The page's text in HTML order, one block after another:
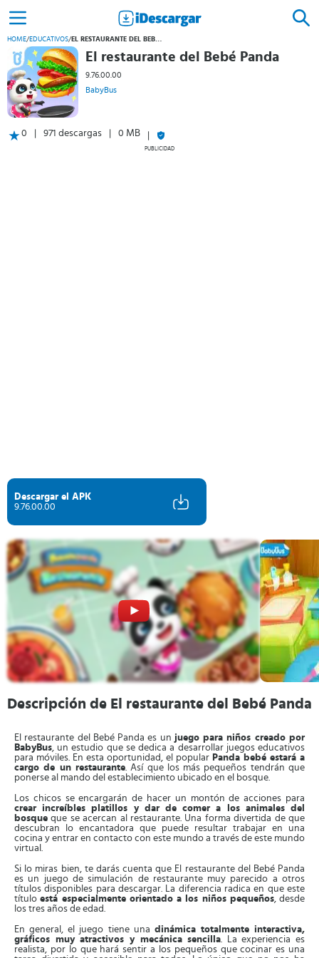
HOME/EDUCATIVOS/ EL RESTAURANTE DEL BEBÉ PANDA
El restaurante del Bebé Panda
9.76.00.00
BabyBus
0 971 descargas 0 MB
PUBLICIDAD
Descargar el APK
9.76.00.00
Descripción de El restaurante del Bebé Panda
El restaurante del Bebé Panda es un juego para niños creado por
BabyBus, un estudio que se dedica a desarrollar juegos educativos
para móviles. En esta oportunidad, el popular Panda bebé estará a
cargo de un restaurante. Así que los más pequeños tendrán que
ponerse al mando del establecimiento ubicado en el bosque.
Los chicos se encargarán de hacer un montón de acciones para
crear increíbles platillos y dar de comer a los animales del
bosque que se acercan al restaurante. Una forma divertida de que
descubran lo encantadora que puede resultar trabajar en una
cocina y entrar en contacto con este mundo a través de este mundo
virtual.
Si lo miras bien, te darás cuenta que El restaurante del Bebé Panda
es un juego de simulación de restaurante muy parecido a otros
títulos disponibles para descargar. La diferencia radica en que este
títuloestá especialmente orientado a los niños pequeños, desde
los tres años de edad.
En general, el juego tiene una dinámica totalmente interactiva,
gráficos muy atractivos y mecánica sencilla. La experiencia es
realista, por lo que hará sentir a los pequeños que cocinar es una